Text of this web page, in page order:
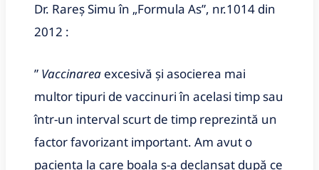
Dr. Rareș Simu în „Formula As”, nr.1014 din
2012 :
” Vaccinarea excesivă și asocierea mai
multor tipuri de vaccinuri în acelasi timp sau
într-un interval scurt de timp reprezintă un
factor favorizant important. Am avut o
pacienta la care boala s-a declanșat după ce